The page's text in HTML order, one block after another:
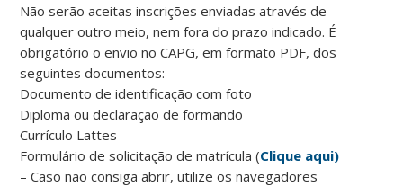
Não serão aceitas inscrições enviadas através de
qualquer outro meio, nem fora do prazo indicado. É
obrigatório o envio no CAPG, em formato PDF, dos
seguintes documentos:
Documento de identificação com foto
Diploma ou declaração de formando
Currículo Lattes
Formulário de solicitação de matrícula (Clique aqui)
– Caso não consiga abrir, utilize os navegadores